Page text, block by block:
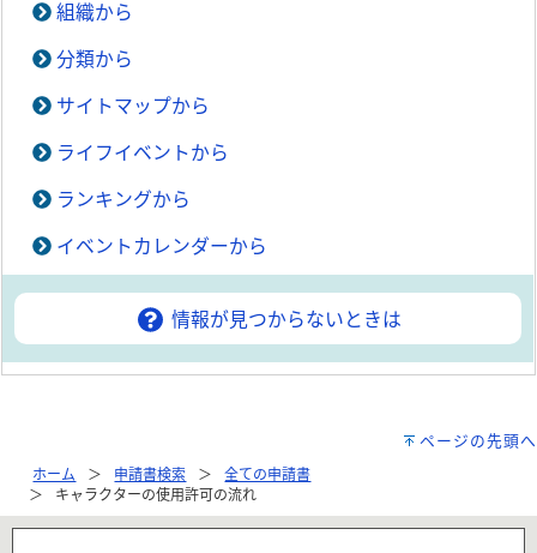
組織から
分類から
サイトマップから
ライフイベントから
ランキングから
イベントカレンダーから
情報が見つからないときは
ページの先頭へ
ホーム 申請書検索
全ての申請書
キャラクターの使用許可の流れ